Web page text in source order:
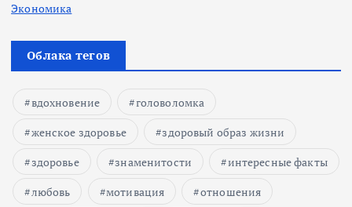
Экономика
Облака тегов
вдохновение
головоломка
женское здоровье
здоровый образ жизни
здоровье
знаменитости
интересные факты
любовь
мотивация
отношения